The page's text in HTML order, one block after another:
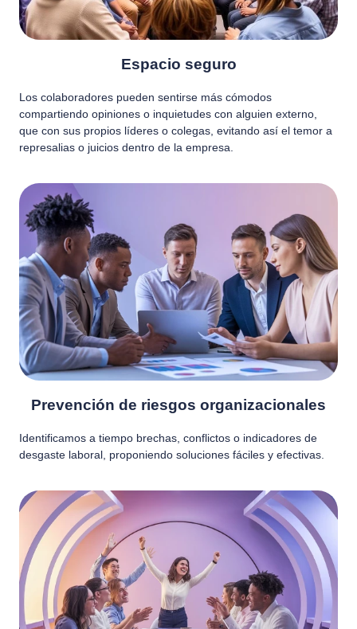
Espacio seguro
Los colaboradores pueden sentirse más cómodos
compartiendo opiniones o inquietudes con alguien externo,
que con sus propios líderes o colegas, evitando así el temor a
represalias o juicios dentro de la empresa.
Prevención de riesgos organizacionales
Identificamos a tiempo brechas, conflictos o indicadores de
desgaste laboral, proponiendo soluciones fáciles y efectivas.